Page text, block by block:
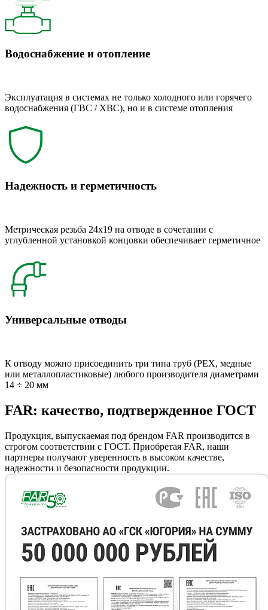
Водоснабжение и отопление
Эксплуатация в системах не только холодного или горячего
водоснабжения (ГВС / ХВС), но и в системе отопления
Надежность и герметичность
Метрическая резьба 24x19 на отводе в сочетании с
углубленной установкой концовки обеспечивает герметичное
Универсальные отводы
К отводу можно присоединить три типа труб (РЕХ, медные
или металлопластиковые) любого производителя диаметрами
14 ÷ 20 мм
FAR: качество, подтвержденное ГОСТ
Продукция, выпускаемая под брендом FAR производится в
строгом соответствии с ГОСТ. Приобретая FAR, наши
партнеры получают уверенность в высоком качестве,
надежности и безопасности продукции.